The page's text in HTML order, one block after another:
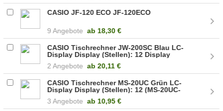
CASIO JF-120 ECO JF-120ECO
9 Angebote ab 18,30 €
CASIO Tischrechner JW-200SC Blau LC-
Display Display (Stellen): 12 Display
2 Angebote ab 20,11 €
CASIO Tischrechner MS-20UC Grün LC-
Display Display (Stellen): 12 (MS-20UC-
3 Angebote ab 10,95 €